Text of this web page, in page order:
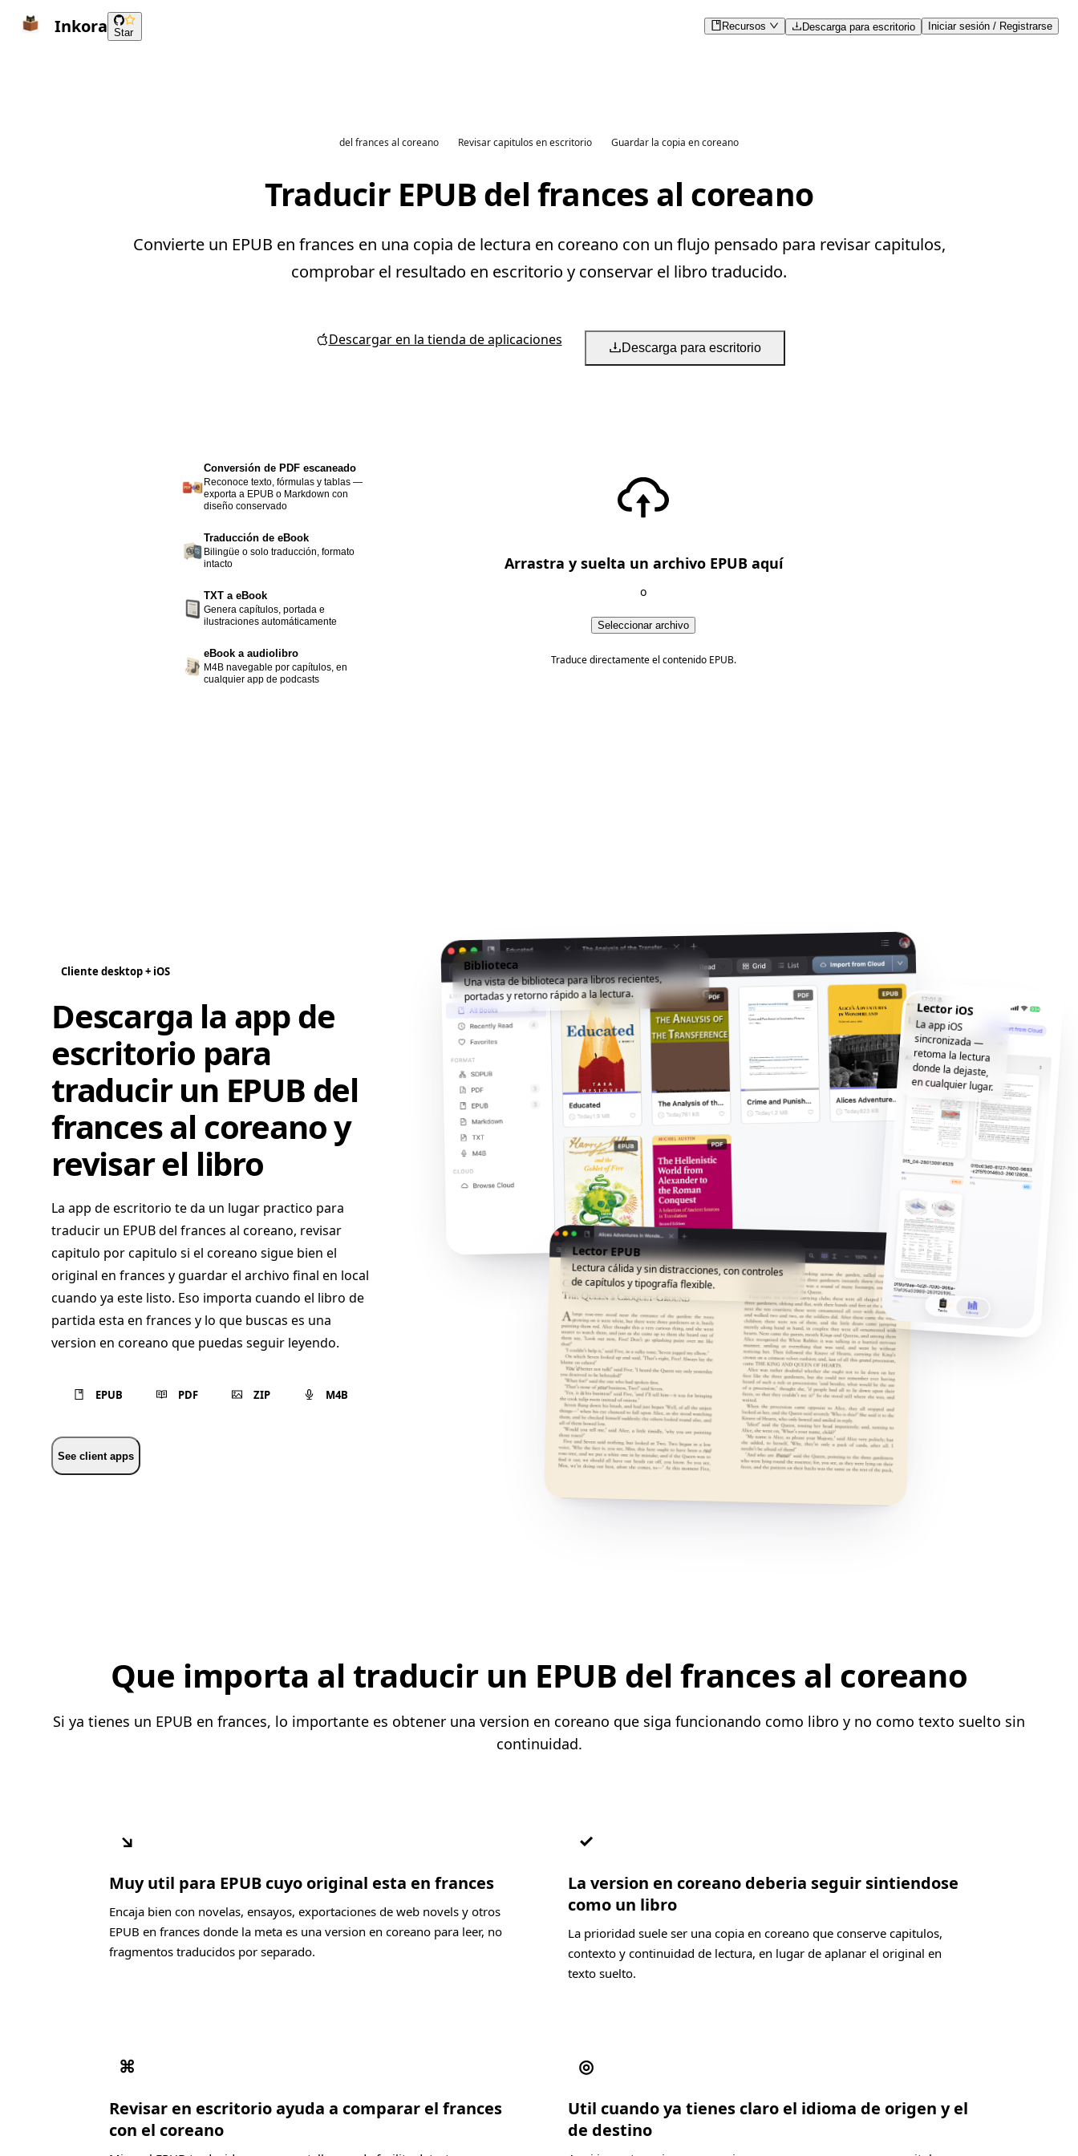
Inkora Star
Recursos Descarga para escritorio Iniciar sesión / Registrarse
del frances al coreano Revisar capitulos en escritorio Guardar la copia en coreano
Traducir EPUB del frances al coreano
Convierte un EPUB en frances en una copia de lectura en coreano con un flujo pensado para revisar capitulos,
comprobar el resultado en escritorio y conservar el libro traducido.
Descargar en la tienda de aplicaciones Descarga para escritorio
Conversión de PDF escaneado
Reconoce texto, fórmulas y tablas —
exporta a EPUB o Markdown con
diseño conservado
Traducción de eBook
Bilingüe o solo traducción, formato
intacto
TXT a eBook
Genera capítulos, portada e
ilustraciones automáticamente
eBook a audiolibro
M4B navegable por capítulos, en
cualquier app de podcasts
Arrastra y suelta un archivo EPUB aquí
o
Seleccionar archivo
Traduce directamente el contenido EPUB.
Cliente desktop + iOS
Descarga la app de
escritorio para
traducir un EPUB del
frances al coreano y
revisar el libro
La app de escritorio te da un lugar practico para
traducir un EPUB del frances al coreano, revisar
capitulo por capitulo si el coreano sigue bien el
original en frances y guardar el archivo final en local
cuando ya este listo. Eso importa cuando el libro de
partida esta en frances y lo que buscas es una
version en coreano que puedas seguir leyendo.
EPUB PDF ZIP M4B
See client apps
Biblioteca
Una vista de biblioteca para libros recientes,
portadas y retorno rápido a la lectura.
Lector EPUB
Lectura cálida y sin distracciones, con controles
de capítulos y tipografía flexible.
Lector iOS
La app iOS
sincronizada —
retoma la lectura
donde la dejaste,
en cualquier lugar.
Que importa al traducir un EPUB del frances al coreano
Si ya tienes un EPUB en frances, lo importante es obtener una version en coreano que siga funcionando como libro y no como texto suelto sin
continuidad.
↘
Muy util para EPUB cuyo original esta en frances
Encaja bien con novelas, ensayos, exportaciones de web novels y otros
EPUB en frances donde la meta es una version en coreano para leer, no
fragmentos traducidos por separado.
✓
La version en coreano deberia seguir sintiendose
como un libro
La prioridad suele ser una copia en coreano que conserve capitulos,
contexto y continuidad de lectura, en lugar de aplanar el original en
texto suelto.
⌘
Revisar en escritorio ayuda a comparar el frances
con el coreano
◎
Util cuando ya tienes claro el idioma de origen y el
de destino